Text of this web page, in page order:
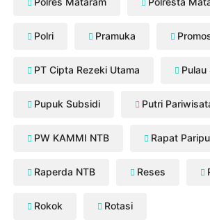
Polri Pramuka
PT Cipta Rezeki Utama Pulau
Pupuk Subsidi Putri
PW KAMMI NTB Rapat
Raperda NTB Reses
Rokok Rotasi